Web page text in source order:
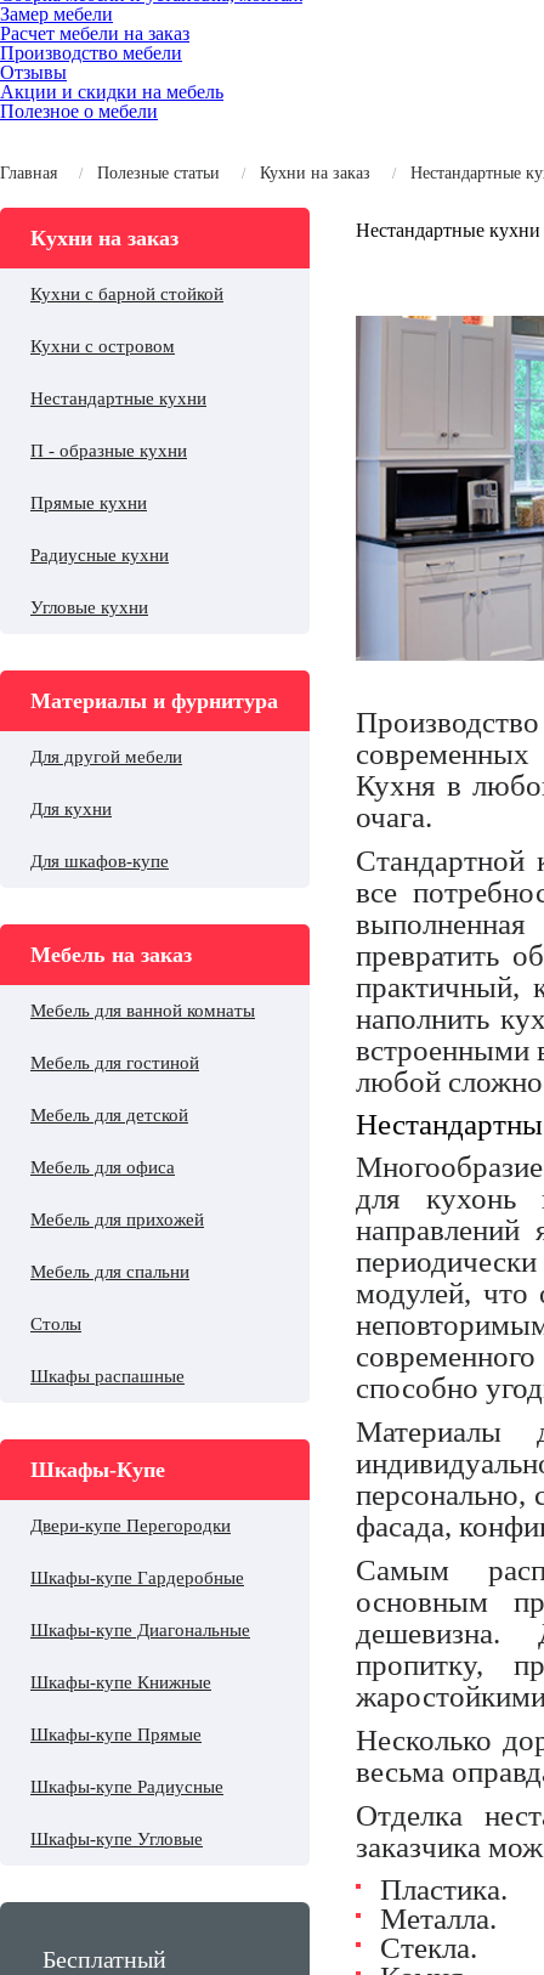
Замер мебели
Расчет мебели на заказ
Производство мебели
Отзывы
Акции и скидки на мебель
Полезное о мебели
Главная Полезные статьи Кухни на заказ Нестандартные
Кухни на заказ
Кухни с барной стойкой
Кухни с островом
Нестандартные кухни
П - образные кухни
Прямые кухни
Радиусные кухни
Угловые кухни
Материалы и фурнитура
Для другой мебели
Для кухни
Для шкафов-купе
Мебель на заказ
Мебель для ванной комнаты
Мебель для гостиной
Мебель для детской
Мебель для офиса
Мебель для прихожей
Мебель для спальни
Столы
Шкафы распашные
Шкафы-Купе
Двери-купе Перегородки
Шкафы-купе Гардеробные
Шкафы-купе Диагональные
Шкафы-купе Книжные
Шкафы-купе Прямые
Шкафы-купе Радиусные
Шкафы-купе Угловые
Бесплатный
Нестандартные
Кухня в
очага.
Стандартной
все
превратить
практичный,
наполнить
встроенными
любой
для кухонь
направлений
модулей, что
способно
Материалы
персонально,
фасада,
Самым
основным
дешевизна.
пропитку,
Несколько
весьма
Отделка
заказчика
Пластика.
Металла.
Стекла.